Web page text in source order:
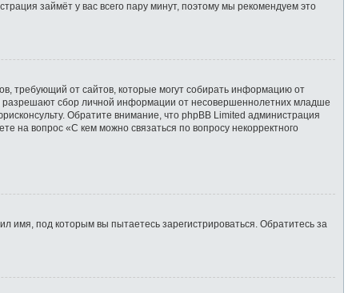
займёт у вас всего пару минут, поэтому мы рекомендуем это
требующий от сайтов, которые могут собирать информацию от
разрешают сбор личной информации от несовершеннолетних младше
Обратите внимание, что phpBB Limited администрация
на вопрос «С кем можно связаться по вопросу некорректного
имя, под которым вы пытаетесь зарегистрироваться. Обратитесь за